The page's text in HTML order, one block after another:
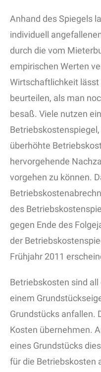
Anhand des Spiegels
individuell
durch die vom
empirischen Werten
Wirtschaftlichkeit lässt
beurteilen, als man
besaß. Viele nutzen
überhöhte
hervorgehende
vorgehen zu können.
des
gegen Ende des
der
Frühjahr 2011
Betriebskosten sind
einem
Grundstücks anfallen.
Kosten übernehmen.
eines Grundstücks
für die Betriebskosten